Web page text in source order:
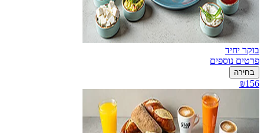
בוקר יחיד
פרטים נוספים
בחירה
₪156